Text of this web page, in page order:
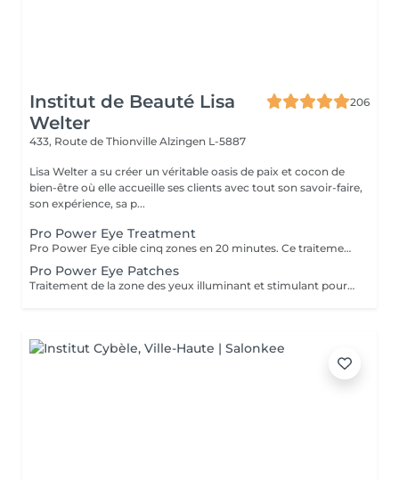
Institut de Beauté Lisa
Welter
206
433, Route de Thionville Alzingen L-5887
Lisa Welter a su créer un véritable oasis de paix et cocon de
bien-être où elle accueille ses clients avec tout son savoir-faire,
son expérience, sa p...
Pro Power Eye Treatment
Pro Power Eye cible cinq zones en 20 minutes. Ce traitement de la peau offre un soin complet de la zone complexe des yeux et cible les muscles faciaux, les réseaux de macro et micro circulation, et la texture de la peau à l'aide de patchs aux acides de fruits et l'utilisation de micro courant.
Pro Power Eye Patches
Traitement de la zone des yeux illuminant et stimulant pour les réseaux de macro et micro circulation et la texture de la peau à l'aide de patches aux acides de fruits.